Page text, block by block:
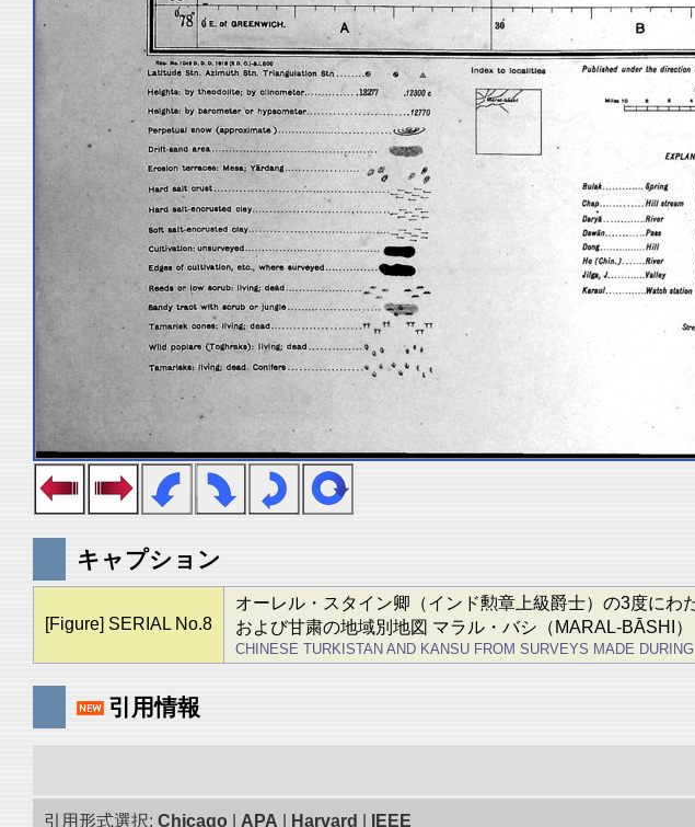
キャプション
[Figure] SERIAL No.8
オーレル・スタイン卿（インド勲章上級爵士）の3度に
および甘粛の地域別地図 マラル・バシ（MARAL-BĀSHI）
CHINESE TURKISTAN AND KANSU FROM SURVEYS MADE
引用情報
引用形式選択: Chicago APA Harvard IEEE